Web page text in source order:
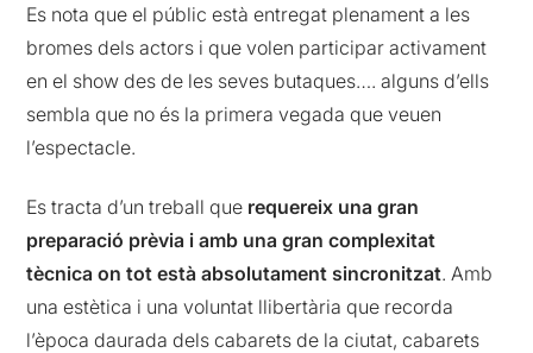
Es nota que el públic està entregat plenament a les
bromes dels actors i que volen participar activament
en el show des de les seves butaques…. alguns d’ells
sembla que no és la primera vegada que veuen
l’espectacle.
Es tracta d’un treball que requereix una gran
preparació prèvia i amb una gran complexitat
tècnica on tot està absolutament sincronitzat. Amb
una estètica i una voluntat llibertària que recorda
l’època daurada dels cabarets de la ciutat, cabarets